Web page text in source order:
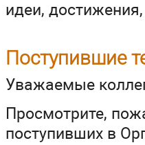
идеи,
Поступившие
Уважаемые
Просмотрите,
поступивших в